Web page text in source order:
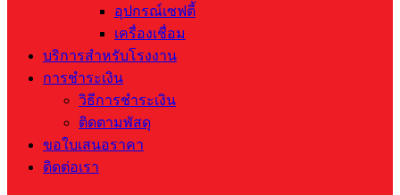
อุปกรณ์เซฟตี้
เครื่องเชื่อม
บริการสำหรับโรงงาน
การชำระเงิน
วิธีการชำระเงิน
ติดตามพัสดุ
ขอใบเสนอราคา
ติดต่อเรา